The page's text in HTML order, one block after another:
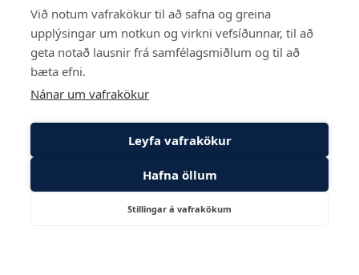
Við notum vafrakökur til að safna og greina
upplýsingar um notkun og virkni vefsíðunnar, til að
geta notað lausnir frá samfélagsmiðlum og til að
bæta efni.
Nánar um vafrakökur
Leyfa vafrakökur
Hafna öllum
Stillingar á vafrakökum
569 6000
Reykjavík
Suðurlandsbraut 24, 108 Reykjavík